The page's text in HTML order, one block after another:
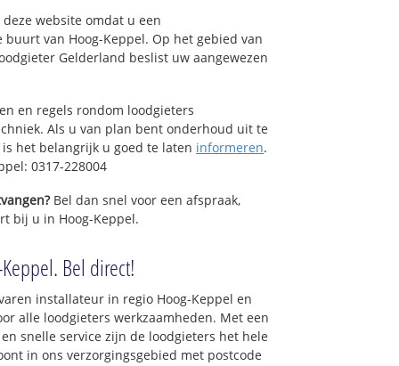
website omdat u een
van Hoog-Keppel. Op het gebied van
Gelderland beslist uw aangewezen
en regels rondom loodgieters
Als u van plan bent onderhoud uit te
het belangrijk u goed te laten informeren.
0317-228004
Bel dan snel voor een afspraak,
bij u in Hoog-Keppel.
Bel direct!
installateur in regio Hoog-Keppel en
alle loodgieters werkzaamheden. Met een
snelle service zijn de loodgieters het hele
in ons verzorgingsgebied met postcode